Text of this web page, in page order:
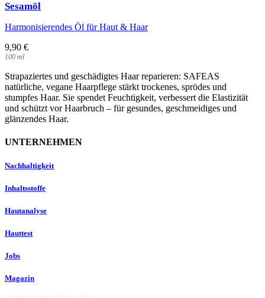
Sesamöl
Harmonisierendes Öl für Haut & Haar
9,90 €
100 ml
Strapaziertes und geschädigtes Haar reparieren: SAFEAS
natürliche, vegane Haarpflege stärkt trockenes, sprödes und
stumpfes Haar. Sie spendet Feuchtigkeit, verbessert die Elastizität
und schützt vor Haarbruch – für gesundes, geschmeidiges und
glänzendes Haar.
UNTERNEHMEN
Nachhaltigkeit
Inhaltsstoffe
Hautanalyse
Hauttest
Jobs
Magazin